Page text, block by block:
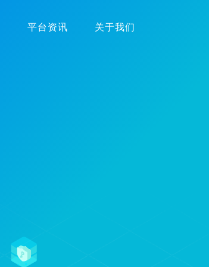
平台资讯 关于我们